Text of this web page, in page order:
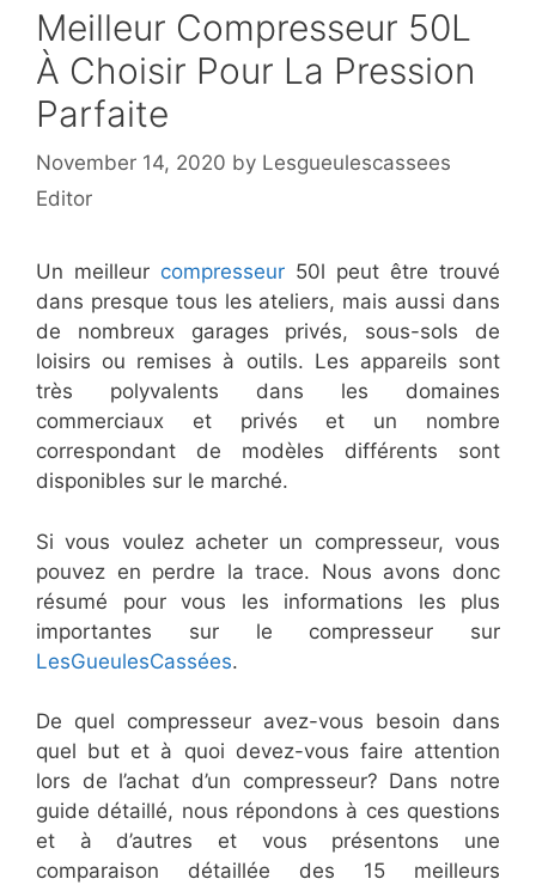
Meilleur Compresseur 50L
À Choisir Pour La Pression
Parfaite
November 14, 2020 by Lesgueulescassees
Editor
Un meilleur compresseur 50l peut être trouvé
dans presque tous les ateliers, mais aussi dans
de nombreux garages privés, sous-sols de
loisirs ou remises à outils. Les appareils sont
très polyvalents dans les domaines
commerciaux et privés et un nombre
correspondant de modèles différents sont
disponibles sur le marché.
Si vous voulez acheter un compresseur, vous
pouvez en perdre la trace. Nous avons donc
résumé pour vous les informations les plus
importantes sur le compresseur sur
LesGueulesCassées.
De quel compresseur avez-vous besoin dans
quel but et à quoi devez-vous faire attention
lors de l’achat d’un compresseur? Dans notre
guide détaillé, nous répondons à ces questions
et à d’autres et vous présentons une
comparaison détaillée des 15 meilleurs